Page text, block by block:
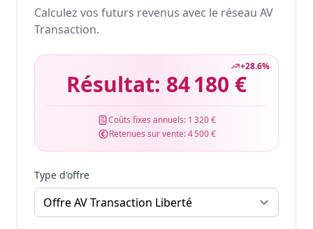
Calculez vos futurs revenus avec le réseau AV
Transaction.
+28.6%
Résultat: 84 180 €
Coûts fixes annuels: 1 320 €
Retenues sur vente:4 500 €
Type d'offre